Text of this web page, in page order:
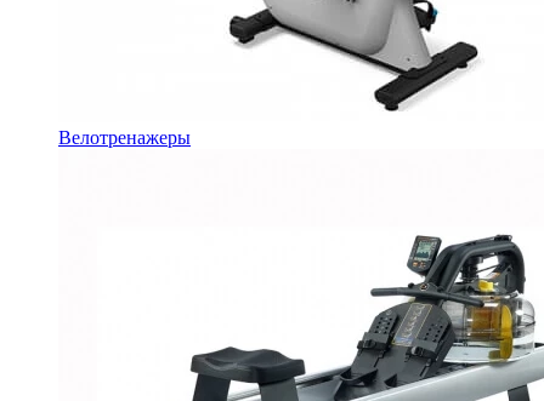
Велотренажеры